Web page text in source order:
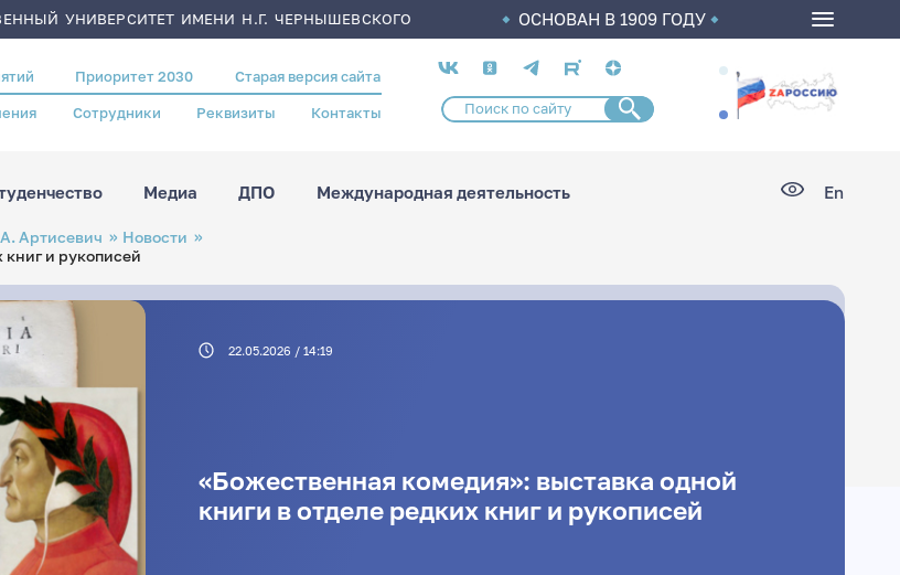
УНИВЕРСИТЕТ ИМЕНИ Н.Г. ЧЕРНЫШЕВСКОГО ОСНОВАН В 1909 ГОДУ
Приоритет 2030 Старая версия сайта
Сотрудники Реквизиты Контакты
Социальные
сети
Медиа ДПО Международная деятельность En
Артисевич
Новости
и рукописей
22.05.2026 / 14:19
«Божественная комедия»: выставка одной
книги в отделе редких книг и рукописей